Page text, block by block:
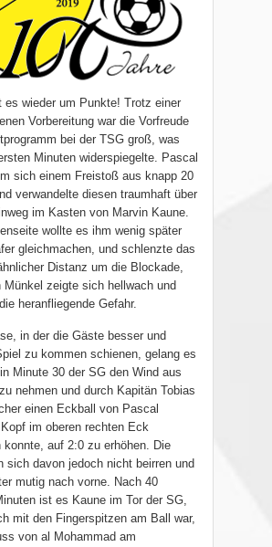
es wieder um Punkte! Trotz einer
Vorbereitung war die Vorfreude
bei der TSG groß, was
Minuten widerspiegelte. Pascal
sich einem Freistoß aus knapp 20
verwandelte diesen traumhaft über
im Kasten von Marvin Kaune.
wollte es ihm wenig später
gleichmachen, und schlenzte das
Distanz um die Blockade,
Münkel zeigte sich hellwach und
heranfliegende Gefahr.
in der die Gäste besser und
zu kommen schienen, gelang es
Minute 30 der SG den Wind aus
nehmen und durch Kapitän Tobias
einen Eckball von Pascal
im oberen rechten Eck
konnte, auf 2:0 zu erhöhen. Die
sich davon jedoch nicht beirren und
mutig nach vorne. Nach 40
ist es Kaune im Tor der SG,
mit den Fingerspitzen am Ball war,
von al Mohammad am